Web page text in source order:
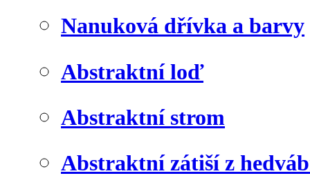
Nanuková dřívka a barvy
Abstraktní loď
Abstraktní strom
Abstraktní zátiší z